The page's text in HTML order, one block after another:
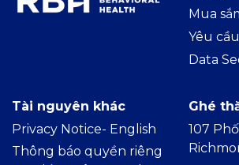
Mua
Yêu
Data
Tài nguyên khác
Privacy Notice- English
Thông báo quyền riêng
Ghé
107